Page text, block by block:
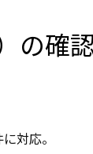
の確
対応。